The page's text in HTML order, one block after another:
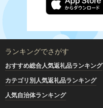
ランキングでさがす
おすすめ総合人気返礼品ランキング
カテゴリ別人気返礼品ランキング
人気自治体ランキング